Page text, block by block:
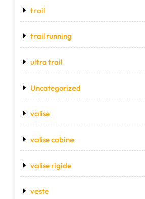
trail
trail running
ultra trail
Uncategorized
valise
valise cabine
valise rigide
veste